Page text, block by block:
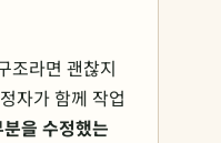
조라면 괜찮지
자가 함께 작업
을 수정했는